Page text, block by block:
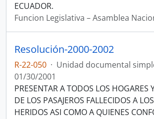
ECUADOR.
Funcion Legislativa – Asamblea
Resolución-2000-2002
R-22-050 · Unidad documental
01/30/2001
PRESENTAR A TODOS LOS HOGARES
DE LOS PASAJEROS FALLECIDOS A
HERIDOS ASI COMO A QUIENES